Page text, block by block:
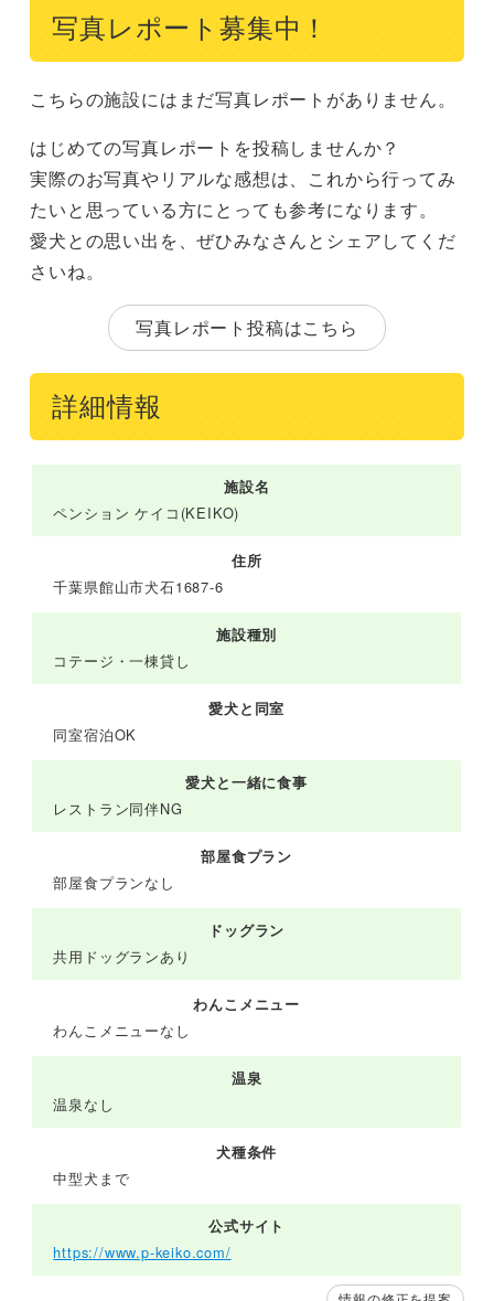
写真レポート募集中！
こちらの施設にはまだ写真レポートがありません。
はじめての写真レポートを投稿しませんか？
実際のお写真やリアルな感想は、これから行ってみ
たいと思っている方にとっても参考になります。
愛犬との思い出を、ぜひみなさんとシェアしてくだ
さいね。
写真レポート投稿はこちら
詳細情報
施設名
ペンション ケイコ(KEIKO)
住所
千葉県館山市犬石1687-6
施設種別
コテージ・一棟貸し
愛犬と同室
同室宿泊OK
愛犬と一緒に食事
レストラン同伴NG
部屋食プラン
部屋食プランなし
ドッグラン
共用ドッグランあり
わんこメニュー
わんこメニューなし
温泉
温泉なし
犬種条件
中型犬まで
公式サイト
https://www.p-keiko.com/